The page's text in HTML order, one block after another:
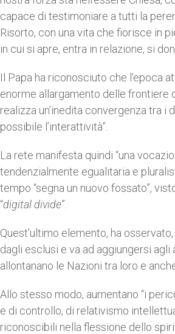
capace di testimoniare a tutti la
Risorto, con una vita che fiorisce in
in cui si apre, entra in relazione, si
Il Papa ha riconosciuto che l'epoca
enorme allargamento delle frontiere
realizza un’inedita convergenza tra i
possibile l’interattività”.
La rete manifesta quindi “una
tendenzialmente egualitaria e
tempo “segna un nuovo fossato”,
“digital divide”.
Quest'ultimo elemento, ha osservato,
dagli esclusi e va ad aggiungersi agli
allontanano le Nazioni tra loro e
Allo stesso modo, aumentano “i
e di controllo, di relativismo
riconoscibili nella flessione dello